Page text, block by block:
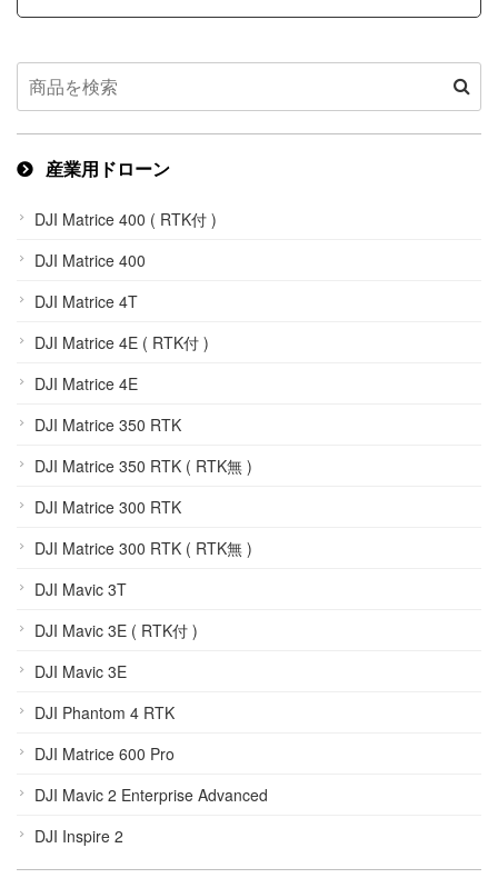
産業用ドローン
DJI Matrice 400 ( RTK付 )
DJI Matrice 400
DJI Matrice 4T
DJI Matrice 4E ( RTK付 )
DJI Matrice 4E
DJI Matrice 350 RTK
DJI Matrice 350 RTK ( RTK無 )
DJI Matrice 300 RTK
DJI Matrice 300 RTK ( RTK無 )
DJI Mavic 3T
DJI Mavic 3E ( RTK付 )
DJI Mavic 3E
DJI Phantom 4 RTK
DJI Matrice 600 Pro
DJI Mavic 2 Enterprise Advanced
DJI Inspire 2